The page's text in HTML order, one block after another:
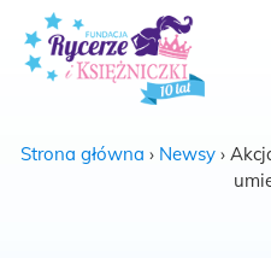
Strona główna › Newsy ›